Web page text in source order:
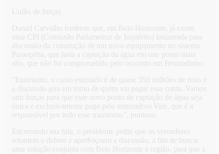
União de forças
Daniel Carvalho lembrou que, em Belo Horizonte, já existe
uma CPI (Comissão Parlamentar de Inquérito) instaurada para
discussão da construção de um novo equipamento no sistema
Paraopeba, que faria a captação da água em um ponto mais
alto, que não foi comprometido pelo ocorrido em Brumadinho.
“Entretanto, o custo estimado é de quase 350 milhões de reais e
a discussão gira em torno de quem vai pagar essa conta. Vamos
unir forças para que esse novo ponto de captação de água seja
única e exclusivamente pago pela mineradora Vale, que é a
responsável por todo esse transtorno”, pontuou.
Encerrando sua fala, o presidente pediu que os vereadores
retomem o debate e aperfeiçoem a discussão, a fim de buscar
uma solução conjunta com Belo Horizonte e região, para que a